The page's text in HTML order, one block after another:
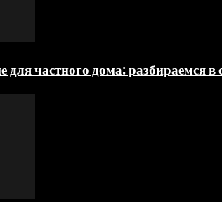
для частного дома: разбираемся